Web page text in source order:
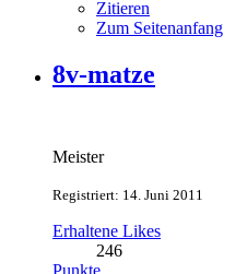
Zitieren
Zum Seitenanfang
8v-matze
Meister
Registriert: 14. Juni 2011
Erhaltene Likes
246